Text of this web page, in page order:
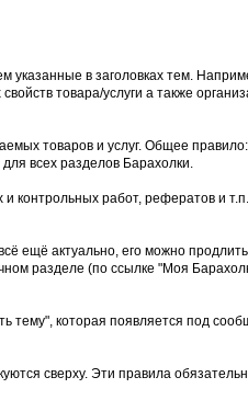
в заголовках тем.
товара/услуги а также
товаров и услуг. Общее
всех разделов Барахолки.
контрольных работ, рефератов и
ещё актуально, его можно
разделе (по ссылке "Моя
которая появляется под
сверху. Эти правила